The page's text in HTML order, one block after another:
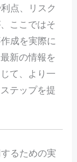
点、リスク
ここではそ
成を実際に
新の情報を
て、より一
テップを提
るための実